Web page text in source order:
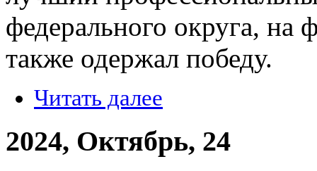
федерального округа, на
также одержал победу.
Читать далее
2024, Октябрь, 24